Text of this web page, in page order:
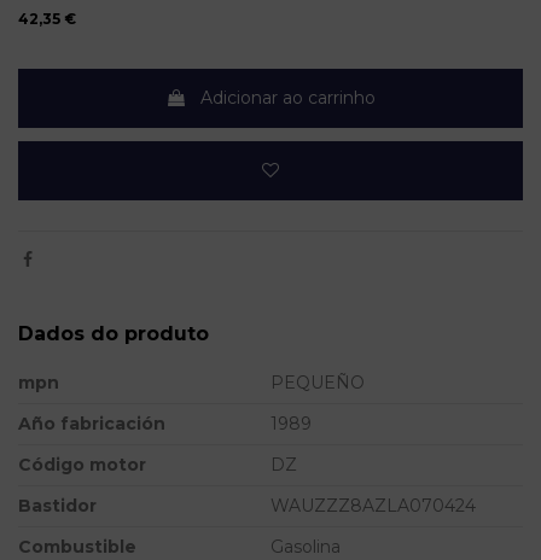
42,35 €
Adicionar ao carrinho
Dados do produto
mpn
PEQUEÑO
Año fabricación
1989
Código motor
DZ
Bastidor
WAUZZZ8AZLA070424
Combustible
Gasolina